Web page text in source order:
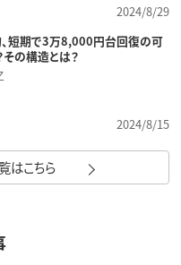
2024/8/29
短期で3万8,000円台回復の可
その構造とは？
2024/8/15
はこちら